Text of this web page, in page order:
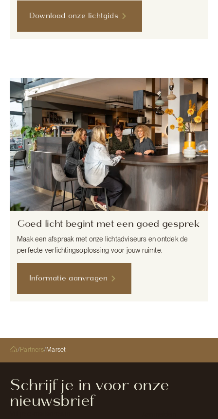
Download onze lichtgids
Goed licht begint met een goed gesprek
Maak een afspraak met onze lichtadviseurs en ontdek de
perfecte verlichtingsoplossing voor jouw ruimte.
Informatie aanvragen
/Partners/Marset
Schrijf je in voor onze
nieuwsbrief